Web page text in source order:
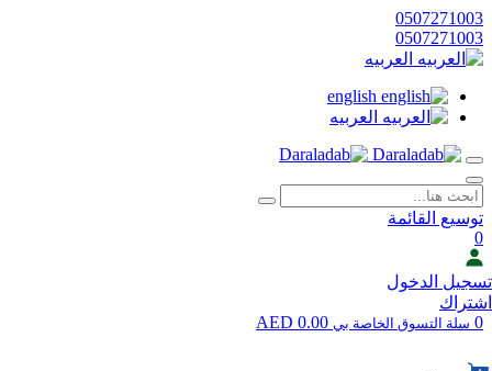
0507271003
0507271003
العربيه
english
العربيه
توسيع القائمة
0
تسجيل الدخول
اشتراك
0 سلة التسوق الخاصة بي